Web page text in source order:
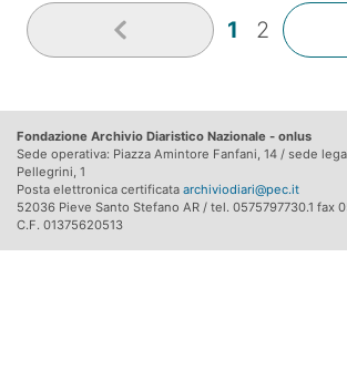
1 2
Fondazione Archivio Diaristico Nazionale - onlus
Sede operativa: Piazza Amintore Fanfani, 14 / sede
Pellegrini, 1
Posta elettronica certificata archiviodiari@pec.it
52036 Pieve Santo Stefano AR / tel. 0575797730.1 fax
C.F. 01375620513